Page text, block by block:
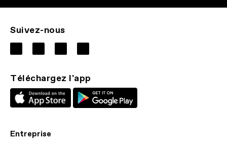
Suivez-nous
Téléchargez l'app
Entreprise